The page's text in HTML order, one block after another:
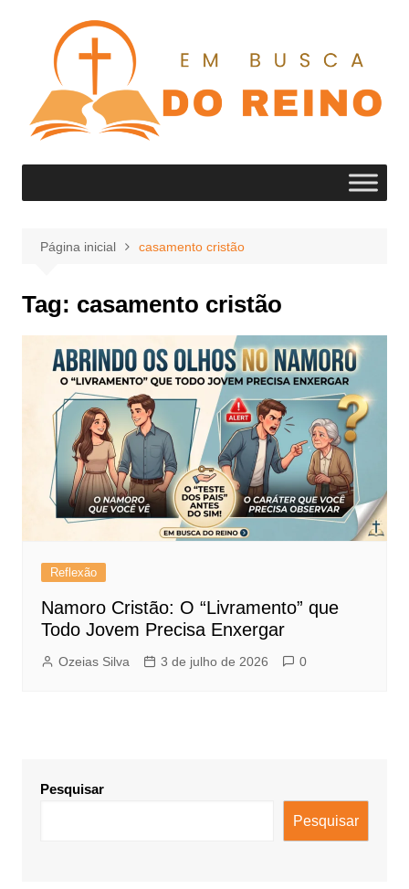
conteúdo
Página inicial casamento cristão
Tag: casamento cristão
Reflexão
Namoro Cristão: O “Livramento” que
Todo Jovem Precisa Enxergar
Ozeias Silva 3 de julho de 2026 0
Pesquisar
Pesquisar